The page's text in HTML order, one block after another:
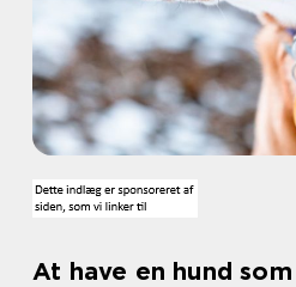
At have en hund